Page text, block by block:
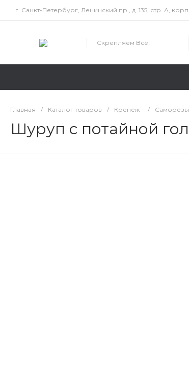
г. Санкт-Петербург, Ленинский пр., д. 135, стр. А,
Скрепляем Всё!
Главная / Каталог товаров / Крепеж / Саморезы
Шуруп с потайной